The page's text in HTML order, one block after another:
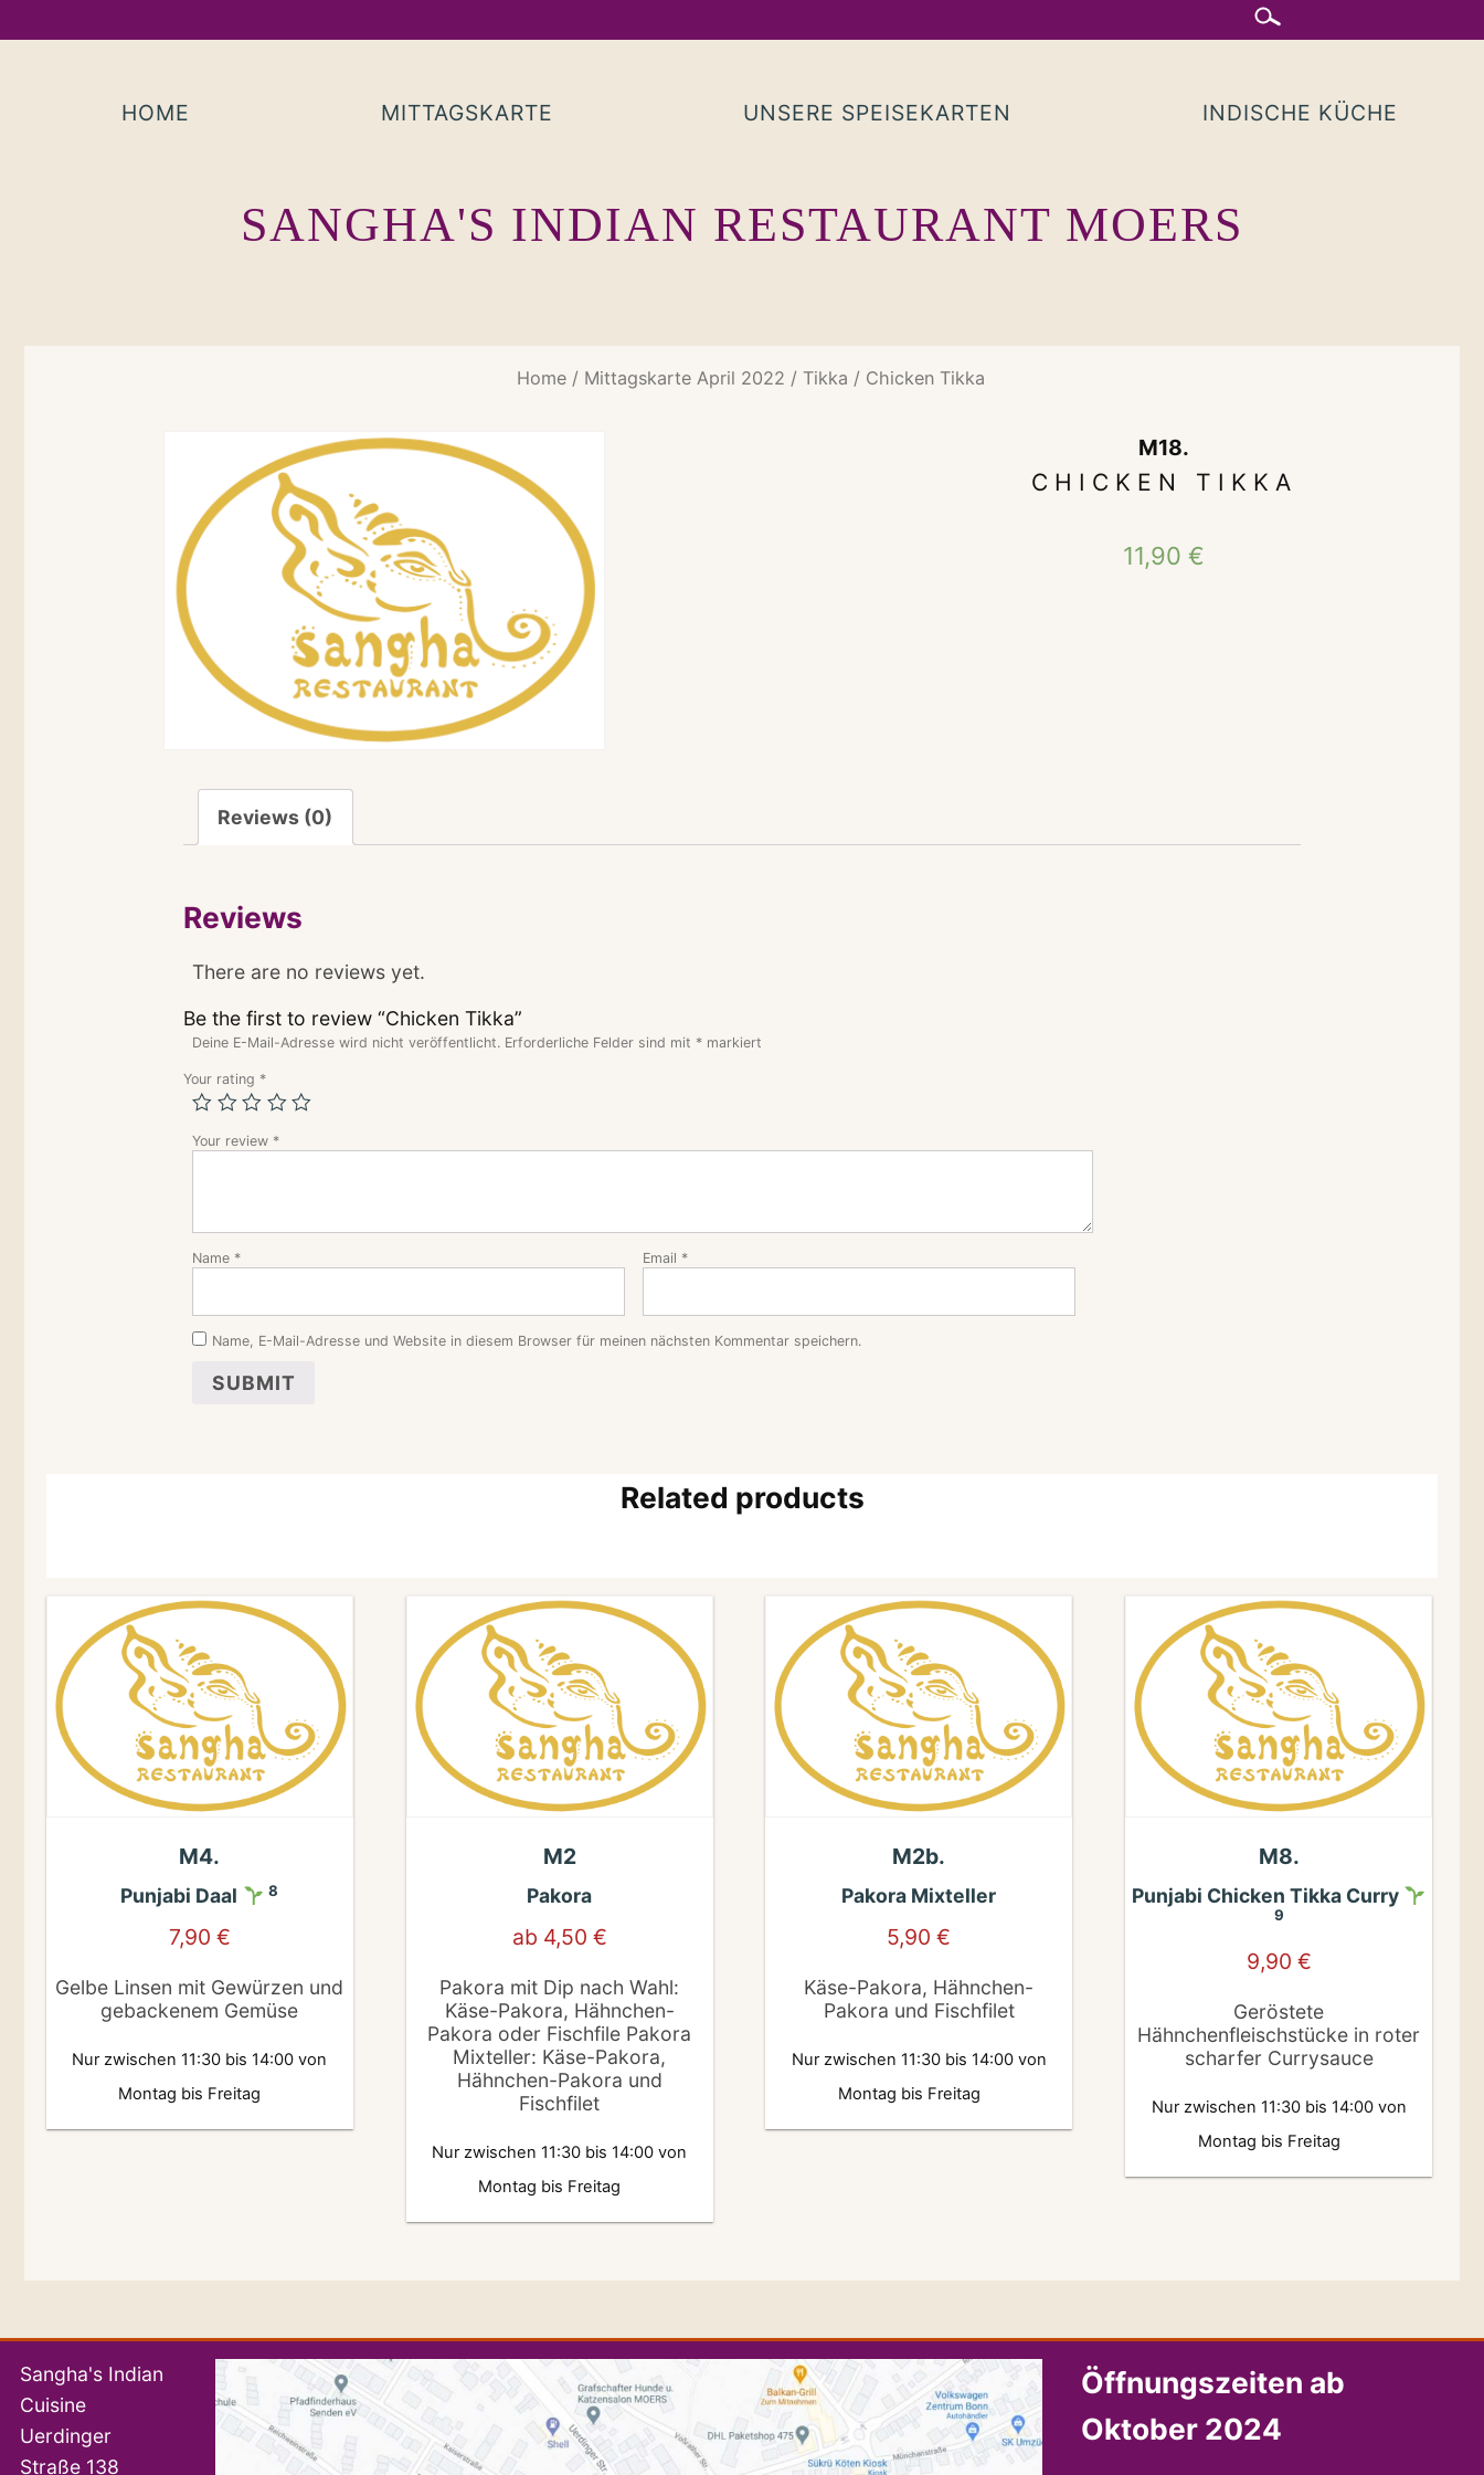
to
HOME MITTAGSKARTE UNSERE SPEISEKARTEN INDISCHE KÜCHE
SANGHA'S INDIAN RESTAURANT MOERS
Home / Mittagskarte April 2022 / Tikka / Chicken Tikka
M18.
CHICKEN TIKKA
11,90€
Reviews (0)
Reviews
There are no reviews yet.
Be the first to review “Chicken Tikka”
Deine E-Mail-Adresse wird nicht veröffentlicht. Erforderliche Felder sind mit * markiert
Your rating *
Your review *
Name * Email *
Name, E-Mail-Adresse und Website in diesem Browser für meinen nächsten Kommentar speichern.
Related products
M4.
Punjabi Daal 8
7,90 €
Gelbe Linsen mit Gewürzen und
gebackenem Gemüse
Nur zwischen 11:30 bis 14:00 von
Montag bis Freitag
M2
Pakora
ab 4,50 €
Pakora mit Dip nach Wahl:
Käse-Pakora, Hähnchen-
Pakora oder Fischfile Pakora
Mixteller: Käse-Pakora,
Hähnchen-Pakora und
Fischfilet
Nur zwischen 11:30 bis 14:00 von
Montag bis Freitag
M2b.
Pakora Mixteller
5,90€
Käse-Pakora, Hähnchen-
Pakora und Fischfilet
Nur zwischen 11:30 bis 14:00 von
Montag bis Freitag
M8.
Punjabi Chicken Tikka Curry
9
9,90 €
Geröstete
Hähnchenfleischstücke in roter
scharfer Currysauce
Nur zwischen 11:30 bis 14:00 von
Montag bis Freitag
Sangha's Indian
Cuisine
Uerdinger
Straße 138
Öffnungszeiten ab
Oktober 2024